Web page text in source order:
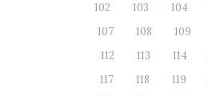
102
103 104
107
108 109
112
113 114
117
118 119